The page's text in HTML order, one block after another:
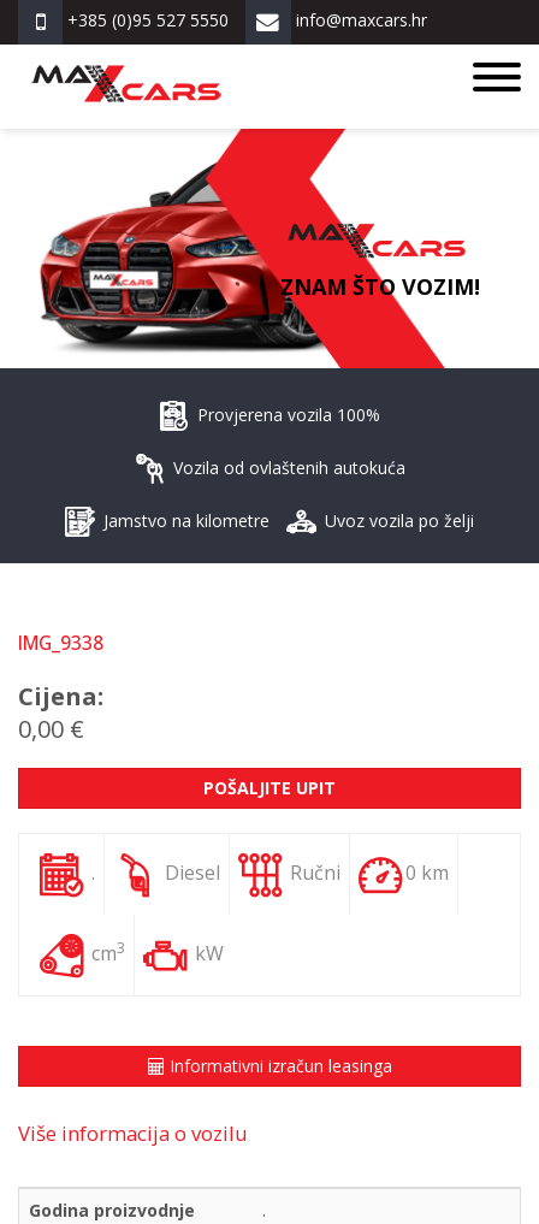
+385 (0)95 527 5550 info@maxcars.hr
ZNAM ŠTO VOZIM!
Provjerena vozila 100%
Vozila od ovlaštenih autokuća
Jamstvo na kilometre Uvoz vozila po želji
IMG_9338
Cijena:
0,00 €
POŠALJITE UPIT
. Diesel Ručni 0 km
cm3 kW
Informativni izračun leasinga
Više informacija o vozilu
Godina proizvodnje
.